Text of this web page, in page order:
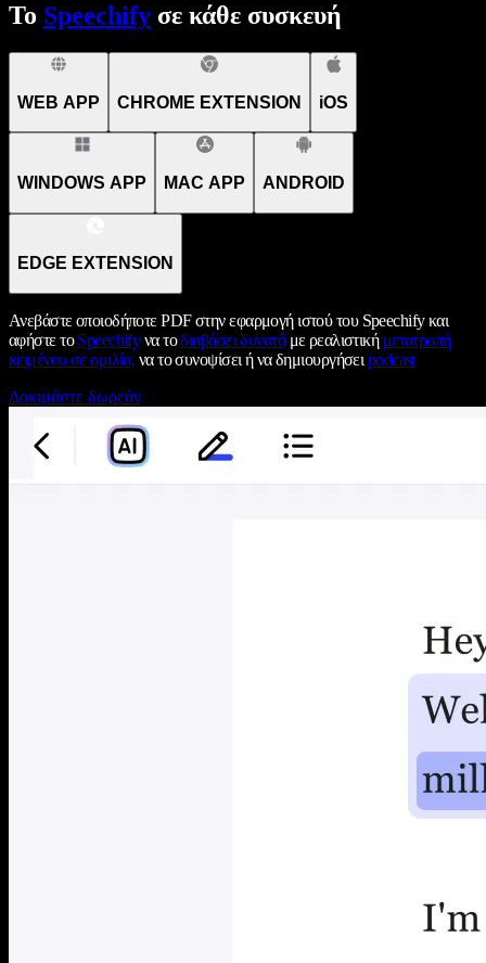
Το Speechify σε κάθε συσκευή
WEB APP CHROME EXTENSION iOS
WINDOWS APP MAC APP ANDROID
EDGE EXTENSION
Ανεβάστε οποιοδήποτε PDF στην εφαρμογή ιστού του Speechify και
αφήστε τοSpeechifyνα τοδιαβάσει δυνατάμε ρεαλιστική μετατροπή
κειμένου σε ομιλία, να το συνοψίσει ή να δημιουργήσει podcast
Δοκιμάστε δωρεάν